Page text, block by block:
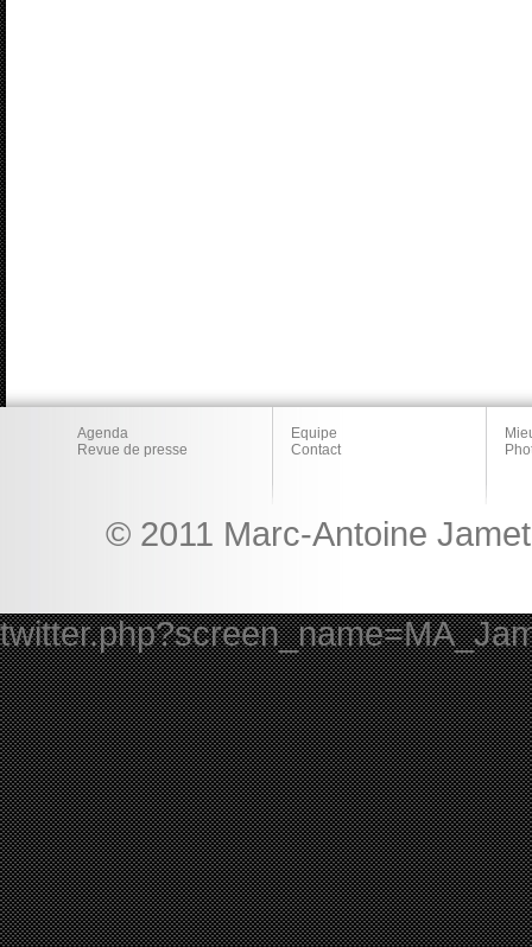
Agenda
Revue de presse
Equipe
Contact
© 2011 Marc-Antoine